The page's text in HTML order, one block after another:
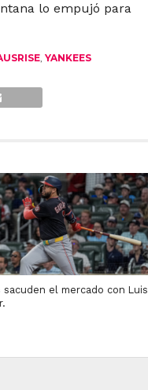
lo empujó para
, YANKEES
sacuden el mercado con Luis